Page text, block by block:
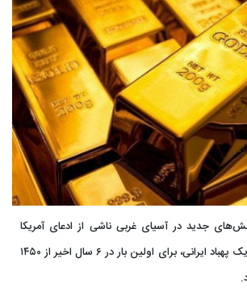
جدید در آسیای غربی ناشی از ادعای آمریکا
مبنی بر هدف قرار دادن یک پهباد ایرانی، برای اولین بار در ۶ سال اخیر از ۱۴۵۰